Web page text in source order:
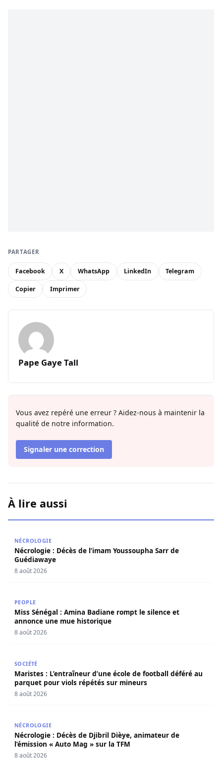
PARTAGER
Facebook X WhatsApp LinkedIn Telegram
Copier Imprimer
Pape Gaye Tall
Vous avez repéré une erreur ? Aidez-nous à maintenir la
qualité de notre information.
Signaler une correction
À lire aussi
NÉCROLOGIE
Nécrologie : Décès de l’imam Youssoupha Sarr de
Guédiawaye
8 août 2026
PEOPLE
Miss Sénégal : Amina Badiane rompt le silence et
annonce une mue historique
8 août 2026
SOCIÉTÉ
Maristes : L’entraîneur d’une école de football déféré au
parquet pour viols répétés sur mineurs
8 août 2026
NÉCROLOGIE
Nécrologie : Décès de Djibril Dièye, animateur de
l’émission « Auto Mag » sur la TFM
8 août 2026